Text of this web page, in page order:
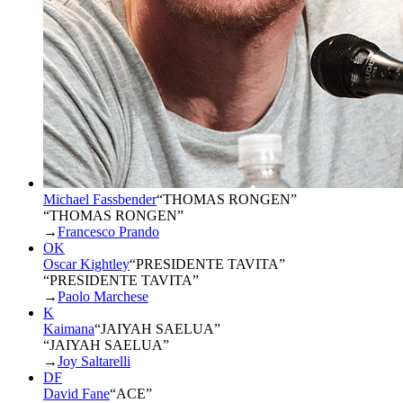
Michael Fassbender“THOMAS RONGEN”
“THOMAS RONGEN”
→Francesco Prando
OK
Oscar Kightley“PRESIDENTE TAVITA”
“PRESIDENTE TAVITA”
→Paolo Marchese
K
Kaimana“JAIYAH SAELUA”
“JAIYAH SAELUA”
→Joy Saltarelli
DF
David Fane“ACE”